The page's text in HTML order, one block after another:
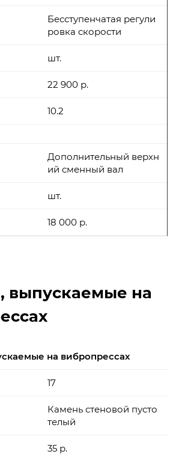
Бесступенчатая регули
ровка скорости
шт.
22 900 р.
10.2
Дополнительный верхн
ий сменный вал
шт.
18 000 р.
выпускаемые на
на вибропрессах
17
Камень стеновой пусто
телый
35 р.